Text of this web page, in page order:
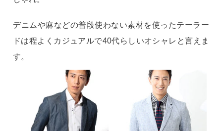
デニムや麻などの普段使わない素材を使ったテーラー
ドは程よくカジュアルで40代らしいオシャレと言えま
す。